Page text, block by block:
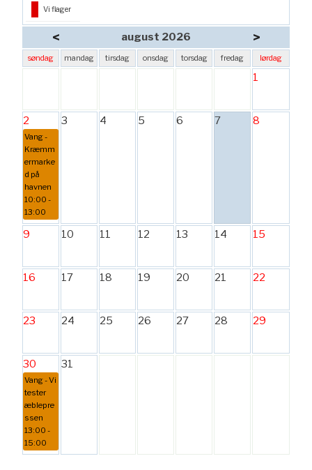
Vi flager
< august 2026 >
søndag mandag tirsdag onsdag torsdag fredag lørdag
1
2
Vang -
Kræmm
ermarke
d på
havnen
10:00 -
13:00
3 4 5 6 7 8
9 10 11 12 13 14 15
16 17 18 19 20 21 22
23 24 25 26 27 28 29
30
Vang - Vi
tester
æblepre
ssen
13:00 -
15:00
31